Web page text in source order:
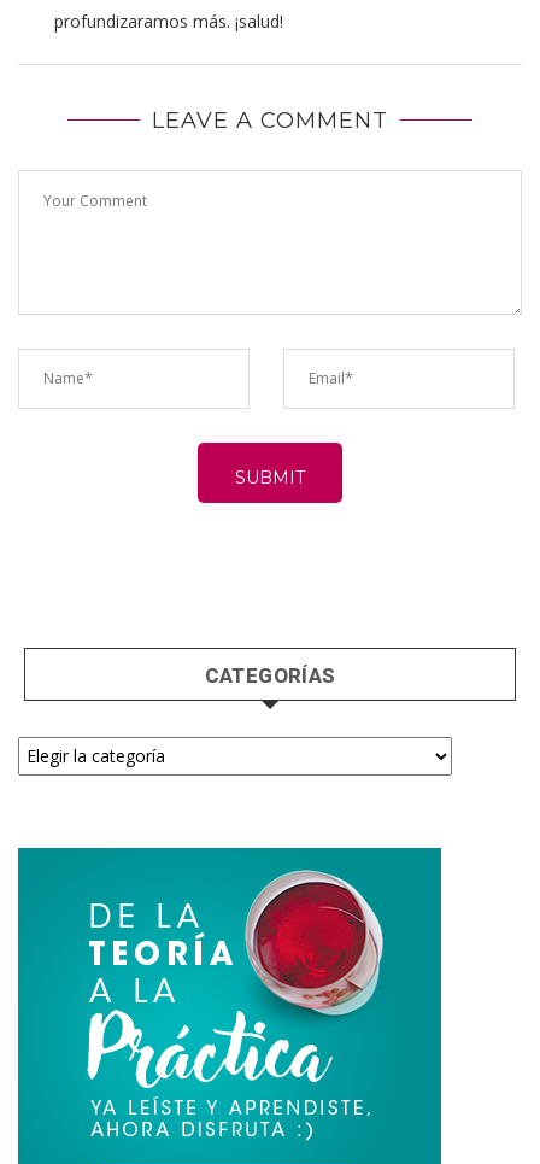
profundizaramos más. ¡salud!
LEAVE A COMMENT
CATEGORÍAS